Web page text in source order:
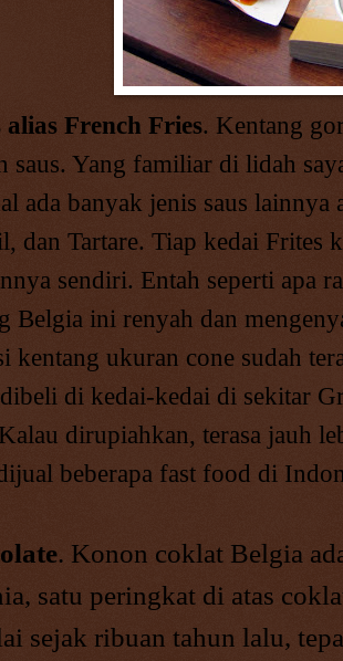
alias French Fries. Kentang
saus. Yang familiar di lidah
ada banyak jenis saus
dan Tartare. Tiap kedai Frites
sendiri. Entah seperti apa
Belgia ini renyah dan
kentang ukuran cone sudah
di kedai-kedai di sekitar
dirupiahkan, terasa jauh
beberapa fast food di
. Konon coklat Belgia
satu peringkat di atas
sejak ribuan tahun lalu,